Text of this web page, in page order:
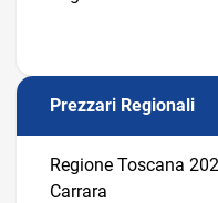
Prezzari Regionali
Regione Toscana
Carrara